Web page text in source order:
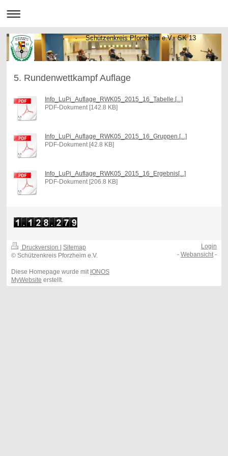
Schützenkreis Pforzheim e.V. SK 13
5. Rundenwettkampf Auflage
Info_LuPi_Auflage_RWK05_2015_16_Tabelle.[...]
PDF-Dokument [142.8 KB]
Info_LuPi_Auflage_RWK05_2015_16_Gruppen.[...]
PDF-Dokument [42.8 KB]
Info_LuPi_Auflage_RWK05_2015_16_Ergebnis[...]
PDF-Dokument [206.8 KB]
Druckversion
Sitemap
© Schützenkreis Pforzheim e.V.
Diese Homepage wurde mit IONOS
MyWebsite erstellt.
Login
-Webansicht-